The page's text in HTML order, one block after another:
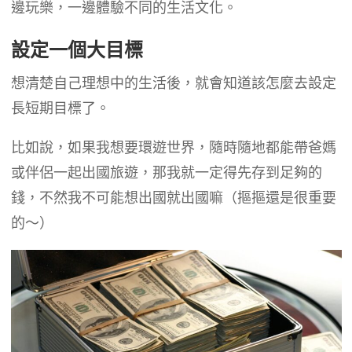
邊玩樂，一邊體驗不同的生活文化。
設定一個大目標
想清楚自己理想中的生活後，就會知道該怎麼去設定
長短期目標了。
比如說，如果我想要環遊世界，隨時隨地都能帶爸媽
或伴侶一起出國旅遊，那我就一定得先存到足夠的
錢，不然我不可能想出國就出國嘛（摳摳還是很重要
的～）